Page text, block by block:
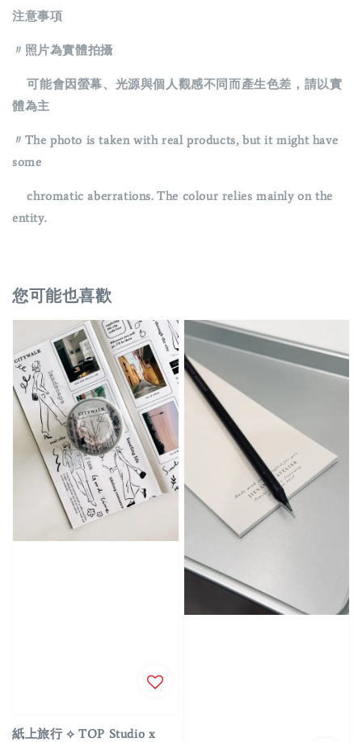
注意事項
〃照片為實體拍攝
可能會因螢幕、光源與個人觀感不同而產生色差，請以實
體為主
〃The photo is taken with real products, but it might have
some
chromatic aberrations. The colour relies mainly on the
entity.
您可能也喜歡
紙上旅行 ⟡ TOP Studio x